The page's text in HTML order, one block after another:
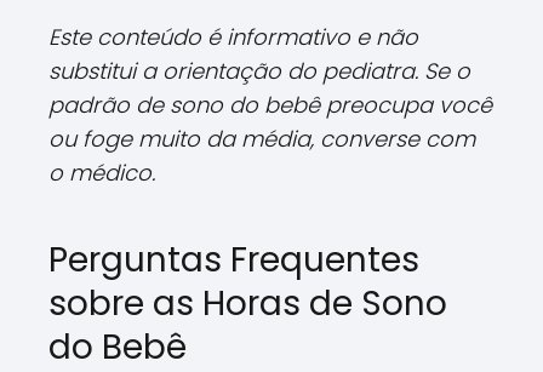
Este conteúdo é informativo e não
substitui a orientação do pediatra. Se o
padrão de sono do bebê preocupa você
ou foge muito da média, converse com
o médico.
Perguntas Frequentes
sobre as Horas de Sono
do Bebê